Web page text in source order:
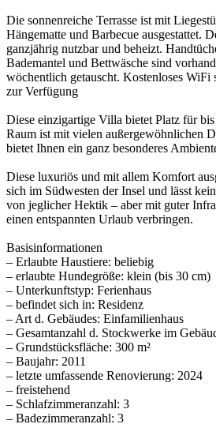
Die sonnenreiche Terrasse ist mit
Hängematte und Barbecue ausgestattet.
ganzjährig nutzbar und beheizt.
Bademantel und Bettwäsche sind
wöchentlich getauscht. Kostenloses WiFi
zur Verfügung
Diese einzigartige Villa bietet Platz für bis
Raum ist mit vielen außergewöhnlichen
bietet Ihnen ein ganz besonderes
Diese luxuriös und mit allem Komfort
sich im Südwesten der Insel und lässt
von jeglicher Hektik – aber mit guter
einen entspannten Urlaub verbringen.
Basisinformationen
– Erlaubte Haustiere: beliebig
– erlaubte Hundegröße: klein (bis 30 cm)
– Unterkunftstyp: Ferienhaus
– befindet sich in: Residenz
– Art d. Gebäudes: Einfamilienhaus
– Gesamtanzahl d. Stockwerke im
– Grundstücksfläche: 300 m²
– Baujahr: 2011
– letzte umfassende Renovierung: 2024
– freistehend
– Schlafzimmeranzahl: 3
– Badezimmeranzahl: 3